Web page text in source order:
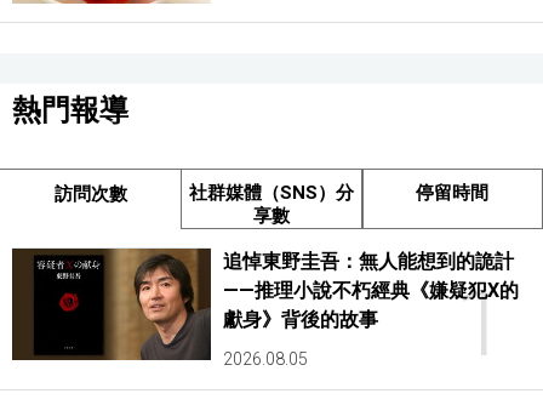
熱門報導
訪問次數
社群媒體（SNS）分
享數
停留時間
1
追悼東野圭吾：無人能想到的詭計
——推理小說不朽經典《嫌疑犯X的
獻身》背後的故事
2026.08.05